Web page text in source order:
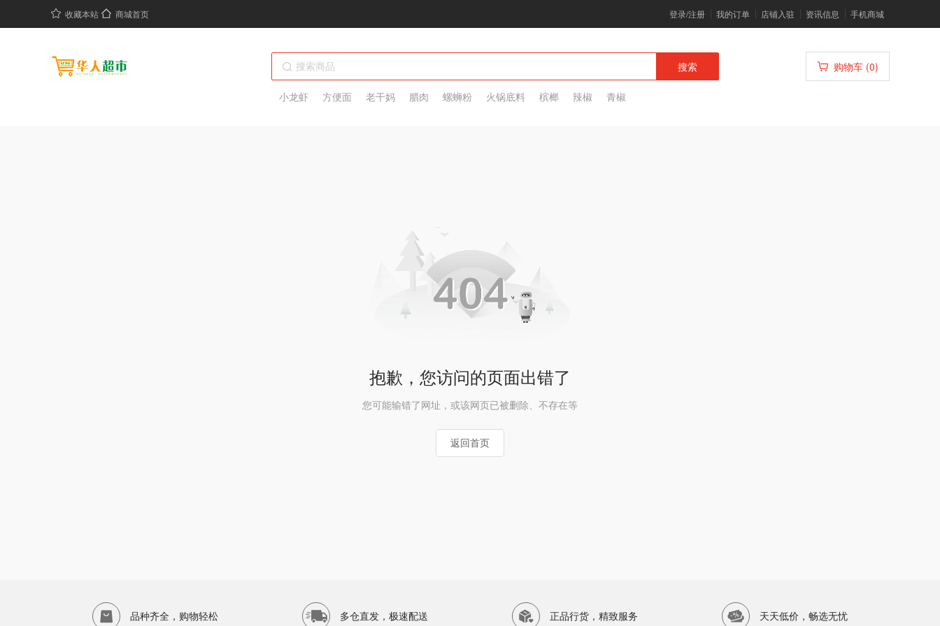
收藏本站 商城首页 登录/注册 我的订单 店铺入驻 资讯信息 手机商城
搜索
小龙虾 方便面 老干妈 腊肉 螺蛳粉 火锅底料 槟榔 辣椒
青椒
购物车 (0)
抱歉，您访问的页面出错了
您可能输错了网址，或该网页已被删除、不存在等
返回首页
品种齐全，购物轻松 多仓直发，极速配送 正品行货，精致服务 天天低价，畅选无忧